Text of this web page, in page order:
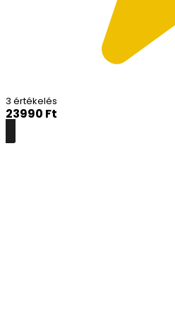
3 értékelés
23990 Ft
Részletek